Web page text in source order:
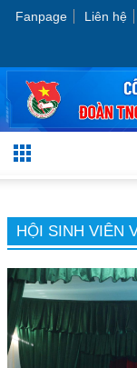
Fanpage Liên hệ
HỘI SINH VIÊN